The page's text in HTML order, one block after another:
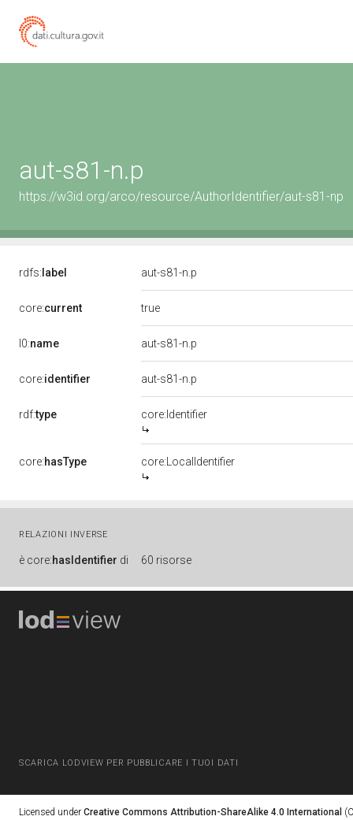
aut-s81-n.p
https://w3id.org/arco/resource/AuthorIdentifier/aut-s81-np
rdfs: label aut-s81-n.p
core:current true
l0:name aut-s81-n.p
core:identifier aut-s81-n.p
rdf:type core:Identifier
core:hasType core:LocalIdentifier
RELAZIONI INVERSE
è core:hasIdentifier di 60 risorse
SCARICA LODVIEW PER PUBBLICARE I TUOI DATI
Licensed under Creative Commons Attribution-ShareAlike 4.0 International